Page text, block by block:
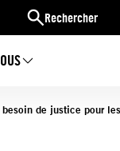
Rechercher
de justice pour